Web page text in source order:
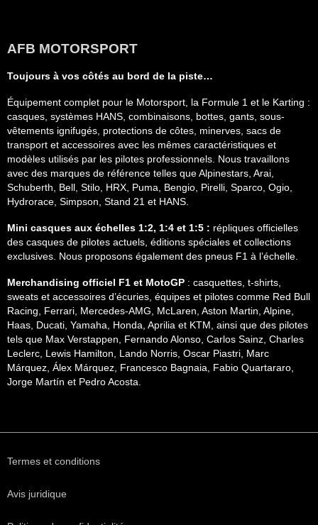
AFB MOTORSPORT
Toujours à vos côtés au bord de la piste…
Équipement complet pour le Motorsport, la Formule 1 et le Karting :
casques, systèmes HANS, combinaisons, bottes, gants, sous-
vêtements ignifugés, protections de côtes, minerves, sacs de
transport et accessoires avec les mêmes caractéristiques et
modèles utilisés par les pilotes professionnels. Nous travaillons
avec des marques de référence telles que Alpinestars, Arai,
Schuberth, Bell, Stilo, HRX, Puma, Bengio, Pirelli, Sparco, Ogio,
Hydrorace, Simpson, Stand 21 et HANS.
Mini casques aux échelles 1:2, 1:4 et 1:5 : répliques officielles
des casques de pilotes actuels, éditions spéciales et collections
exclusives. Nous proposons également des pneus F1 à l’échelle.
Merchandising officiel F1 et MotoGP : casquettes, t-shirts,
sweats et accessoires d’écuries, équipes et pilotes comme Red Bull
Racing, Ferrari, Mercedes-AMG, McLaren, Aston Martin, Alpine,
Haas, Ducati, Yamaha, Honda, Aprilia et KTM, ainsi que des pilotes
tels que Max Verstappen, Fernando Alonso, Carlos Sainz, Charles
Leclerc, Lewis Hamilton, Lando Norris, Oscar Piastri, Marc
Márquez, Álex Márquez, Francesco Bagnaia, Fabio Quartararo,
Jorge Martín et Pedro Acosta.
Termes et conditions
Avis juridique